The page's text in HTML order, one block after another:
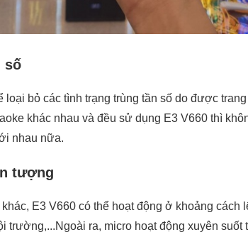
số
loại bỏ các tình trạng trùng tần số do được
khác nhau và đều sử dụng E3 V660 thì
nhau nữa.
tượng
E3 V660 có thể hoạt động ở khoảng cách
trường,...Ngoài ra, micro hoạt động xuyên